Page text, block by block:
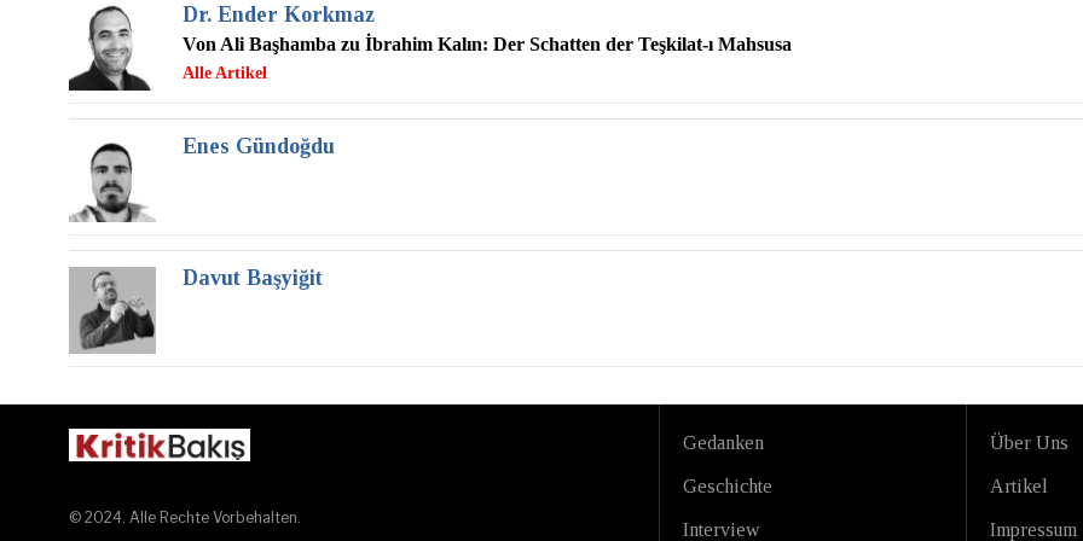
Dr. Ender Korkmaz
Von Ali Başhamba zu İbrahim Kalın: Der Schatten der Teşkilat-ı Mahsusa
Enes Gündoğdu
Davut Başyiğit
© 2024. Alle Rechte Vorbehalten.
Gedanken
Geschichte
Interview
Über Uns
Artikel
Impressum